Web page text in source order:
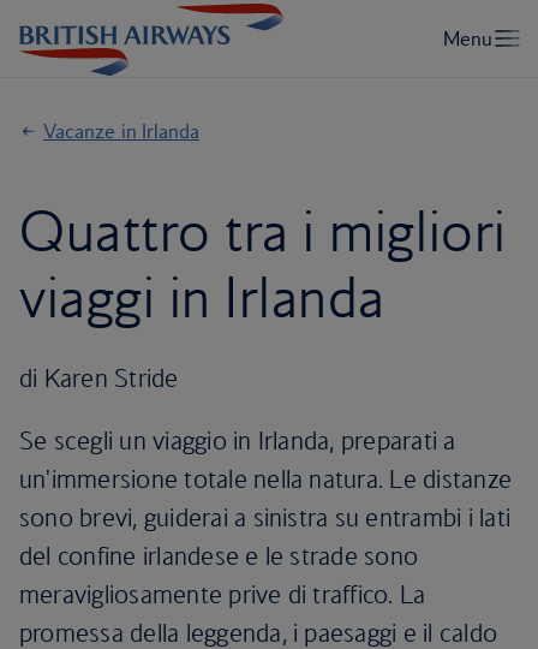
Vacanze in Irlanda
Quattro tra i migliori
viaggi in Irlanda
di Karen Stride
Se scegli un viaggio in Irlanda, preparati a
un'immersione totale nella natura. Le distanze
sono brevi, guiderai a sinistra su entrambi i lati
del confine irlandese e le strade sono
meravigliosamente prive di traffico. La
promessa della leggenda, i paesaggi e il caldo